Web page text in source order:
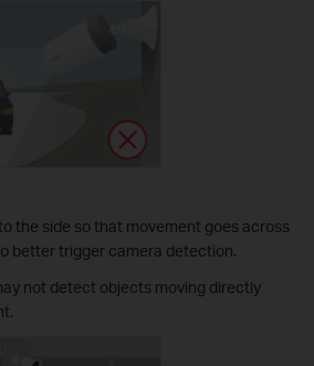
the side so that movement goes across
better trigger camera detection.
not detect objects moving directly